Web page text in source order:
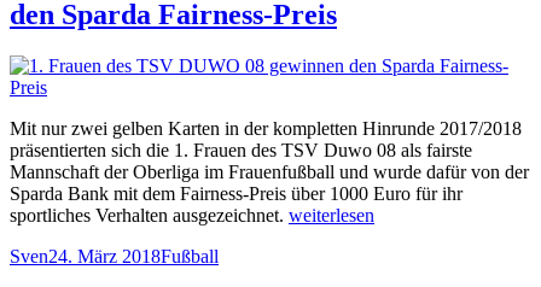
den
Hallen­
mei­
schaften“
den Sparda Fairness-Preis
Mit nur zwei gelben Karten in der kompletten Hinrunde 2017/2018
präsentierten sich die 1. Frauen des TSV Duwo 08 als fairste
Mannschaft der Oberliga im Frauenfußball und wurde dafür von der
Sparda Bank mit dem Fairness-Preis über 1000 Euro für ihr
sportliches Verhalten ausgezeichnet. „1.
weiterlesen
Autor
SvenVeröffentlicht
24. März 2018Kategorien
Fußball